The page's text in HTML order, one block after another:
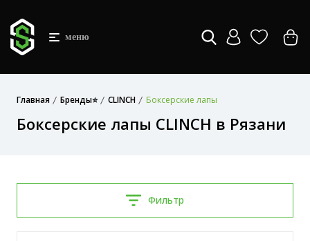
меню
Главная Бренды⭐ CLINCH Боксерские лапы
Боксерские лапы CLINCH в Рязани
Фильтр